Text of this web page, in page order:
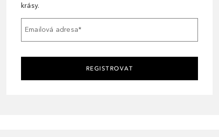
krásy.
Emailová adresa*
REGISTROVAT